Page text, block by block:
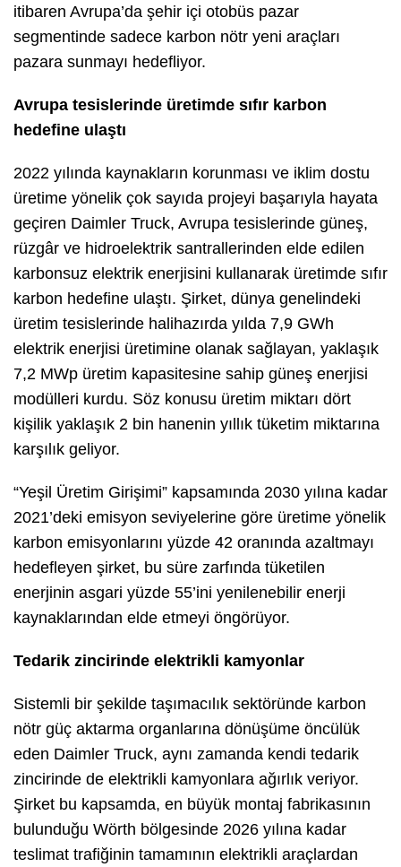
itibaren Avrupa’da şehir içi otobüs pazar
segmentinde sadece karbon nötr yeni araçları
pazara sunmayı hedefliyor.
Avrupa tesislerinde üretimde sıfır karbon
hedefine ulaştı
2022 yılında kaynakların korunması ve iklim dostu
üretime yönelik çok sayıda projeyi başarıyla hayata
geçiren Daimler Truck, Avrupa tesislerinde güneş,
rüzgâr ve hidroelektrik santrallerinden elde edilen
karbonsuz elektrik enerjisini kullanarak üretimde sıfır
karbon hedefine ulaştı. Şirket, dünya genelindeki
üretim tesislerinde halihazırda yılda 7,9 GWh
elektrik enerjisi üretimine olanak sağlayan, yaklaşık
7,2 MWp üretim kapasitesine sahip güneş enerjisi
modülleri kurdu. Söz konusu üretim miktarı dört
kişilik yaklaşık 2 bin hanenin yıllık tüketim miktarına
karşılık geliyor.
“Yeşil Üretim Girişimi” kapsamında 2030 yılına kadar
2021’deki emisyon seviyelerine göre üretime yönelik
karbon emisyonlarını yüzde 42 oranında azaltmayı
hedefleyen şirket, bu süre zarfında tüketilen
enerjinin asgari yüzde 55’ini yenilenebilir enerji
kaynaklarından elde etmeyi öngörüyor.
Tedarik zincirinde elektrikli kamyonlar
Sistemli bir şekilde taşımacılık sektöründe karbon
nötr güç aktarma organlarına dönüşüme öncülük
eden Daimler Truck, aynı zamanda kendi tedarik
zincirinde de elektrikli kamyonlara ağırlık veriyor.
Şirket bu kapsamda, en büyük montaj fabrikasının
bulunduğu Wörth bölgesinde 2026 yılına kadar
teslimat trafiğinin tamamının elektrikli araçlardan